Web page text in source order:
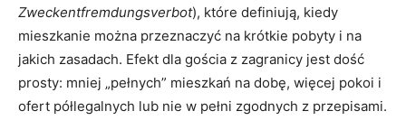
Zweckentfremdungsverbot), które definiują, kiedy
mieszkanie można przeznaczyć na krótkie pobyty i na
jakich zasadach. Efekt dla gościa z zagranicy jest dość
prosty: mniej „pełnych” mieszkań na dobę, więcej pokoi i
ofert półlegalnych lub nie w pełni zgodnych z przepisami.